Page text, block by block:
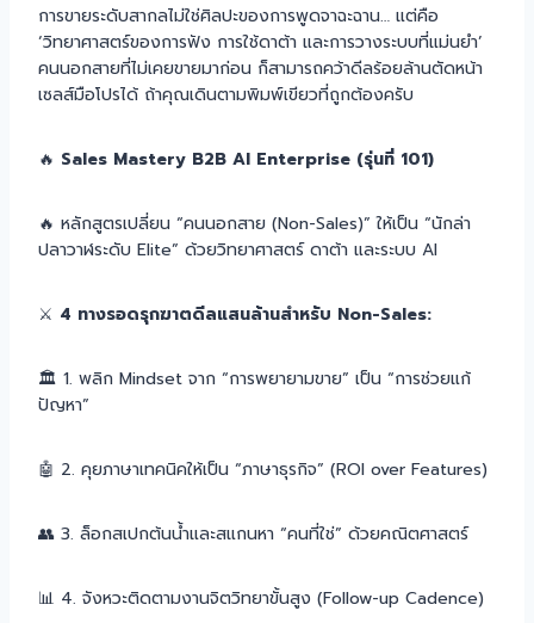
การขายระดับสากลไม่ใช่ศิลปะของการพูดจาฉะฉาน… แต่คือ
‘วิทยาศาสตร์ของการฟัง การใช้ดาต้า และการวางระบบที่แม่นยำ’
คนนอกสายที่ไม่เคยขายมาก่อน ก็สามารถคว้าดีลร้อยล้านตัดหน้า
เซลส์มือโปรได้ ถ้าคุณเดินตามพิมพ์เขียวที่ถูกต้องครับ
🔥 Sales Mastery B2B AI Enterprise (รุ่นที่ 101)
🔥 หลักสูตรเปลี่ยน “คนนอกสาย (Non-Sales)” ให้เป็น “นักล่า
ปลาวาฬระดับ Elite” ด้วยวิทยาศาสตร์ ดาต้า และระบบ AI
⚔️ 4 ทางรอดรุกฆาตดีลแสนล้านสำหรับ Non-Sales:
🏛️ 1. พลิก Mindset จาก “การพยายามขาย” เป็น “การช่วยแก้
ปัญหา”
🤖 2. คุยภาษาเทคนิคให้เป็น “ภาษาธุรกิจ” (ROI over Features)
👥 3. ล็อกสเปกต้นน้ำและสแกนหา “คนที่ใช่” ด้วยคณิตศาสตร์
📊 4. จังหวะติดตามงานจิตวิทยาขั้นสูง (Follow-up Cadence)